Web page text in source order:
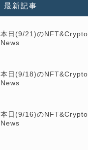
最新記事
本日(9/21)のNFT&Crypto
News
本日(9/18)のNFT&Crypto
News
本日(9/16)のNFT&Crypto
News